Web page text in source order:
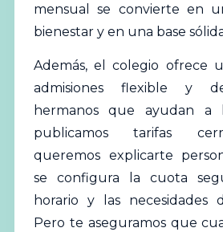
mensual se convierte en
bienestar y en una base
Además, el colegio ofrece
admisiones flexible y
hermanos que ayudan a
publicamos tarifas
queremos explicarte
se configura la cuota
horario y las necesidades
Pero te aseguramos que